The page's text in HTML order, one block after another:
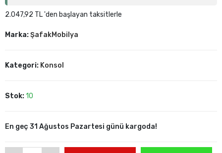
2.047,92 TL 'den başlayan taksitlerle
Marka:ŞafakMobilya
Kategori: Konsol
Stok:10
En geç 31 Ağustos Pazartesi günü kargoda!